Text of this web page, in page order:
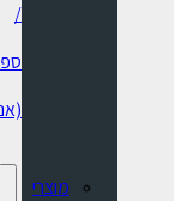
/
מוצרי